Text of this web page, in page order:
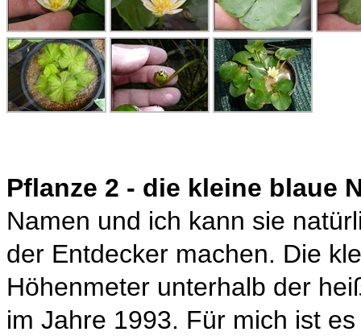
Pflanze 2 - die kleine blaue
Namen und ich kann sie
der Entdecker machen. Die
Höhenmeter unterhalb der
im Jahre 1993. Für mich ist